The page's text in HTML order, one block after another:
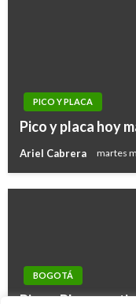
PICO Y PLACA
Pico y placa hoy
Ariel Cabrera martes
BOGOTÁ
Pico y Placa